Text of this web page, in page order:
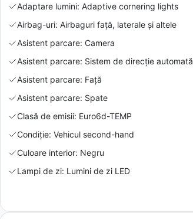
Adaptare lumini: Adaptive cornering lights
Airbag-uri: Airbaguri față, laterale și altele
Asistent parcare: Camera
Asistent parcare: Sistem de direcție automată
Asistent parcare: Față
Asistent parcare: Spate
Clasă de emisii: Euro6d-TEMP
Condiție: Vehicul second-hand
Culoare interior: Negru
Lampi de zi: Lumini de zi LED